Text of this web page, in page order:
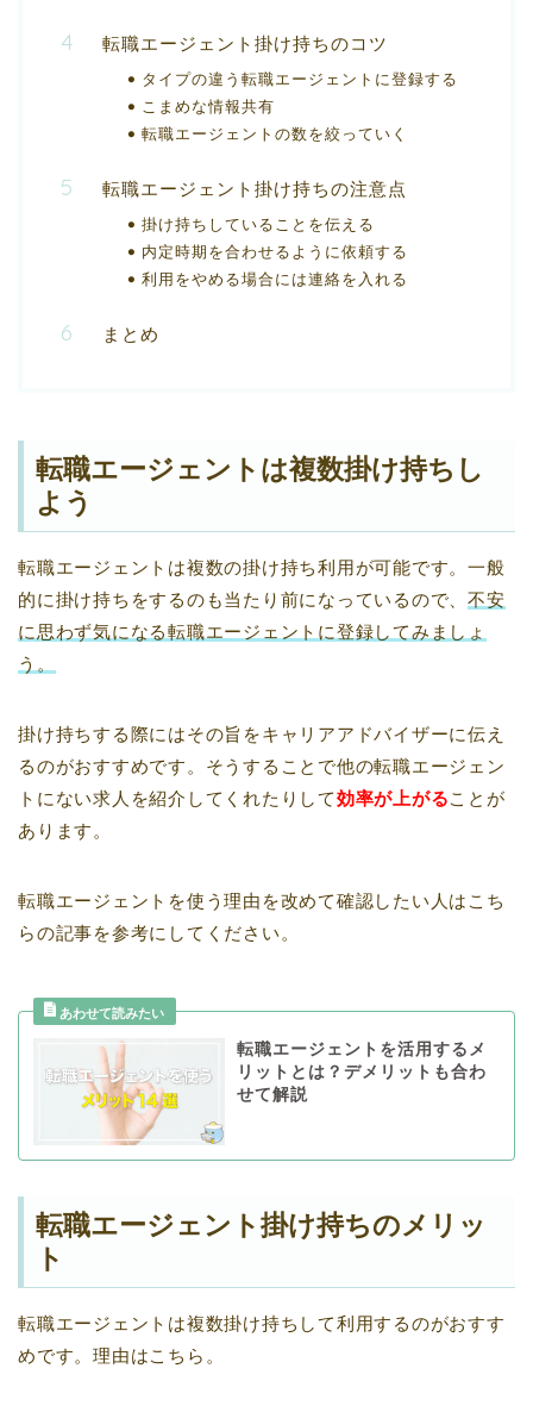
転職エージェント掛け持ちのコツ
タイプの違う転職エージェントに登録する
こまめな情報共有
転職エージェントの数を絞っていく
転職エージェント掛け持ちの注意点
掛け持ちしていることを伝える
内定時期を合わせるように依頼する
利用をやめる場合には連絡を入れる
まとめ
転職エージェントは複数掛け持ちし
よう
転職エージェントは複数の掛け持ち利用が可能です。一般
的に掛け持ちをするのも当たり前になっているので、不安
に思わず気になる転職エージェントに登録してみましょ
う。
掛け持ちする際にはその旨をキャリアアドバイザーに伝え
るのがおすすめです。そうすることで他の転職エージェン
トにない求人を紹介してくれたりして効率が上がることが
あります。
転職エージェントを使う理由を改めて確認したい人はこち
らの記事を参考にしてください。
転職エージェントを活用するメ
リットとは？デメリットも合わ
せて解説
転職エージェント掛け持ちのメリッ
ト
転職エージェントは複数掛け持ちして利用するのがおすす
めです。理由はこちら。